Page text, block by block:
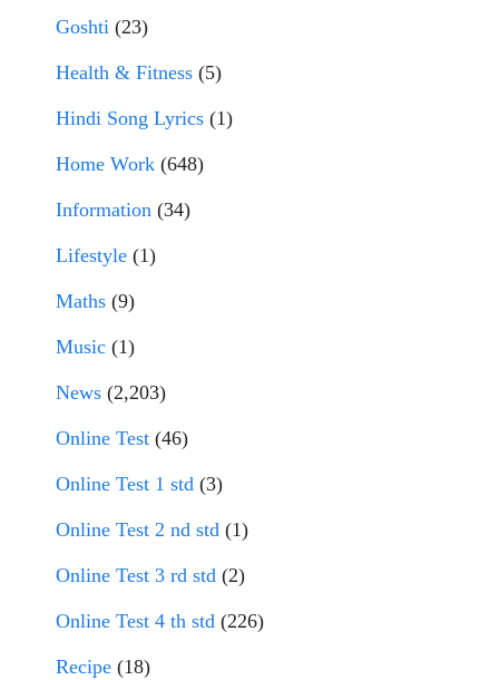
Goshti (23)
Health & Fitness (5)
Hindi Song Lyrics (1)
Home Work (648)
Information (34)
Lifestyle (1)
Maths (9)
Music (1)
News (2,203)
Online Test (46)
Online Test 1 std (3)
Online Test 2 nd std (1)
Online Test 3 rd std (2)
Online Test 4 th std (226)
Recipe (18)